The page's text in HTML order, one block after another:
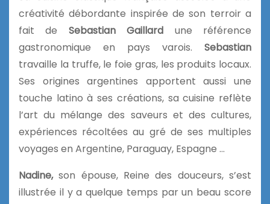
créativité débordante inspirée de son terroir a
fait de Sebastian Gaillard une référence
gastronomique en pays varois. Sebastian
travaille la truffe, le foie gras, les produits locaux.
Ses origines argentines apportent aussi une
touche latino à ses créations, sa cuisine reflète
l’art du mélange des saveurs et des cultures,
expériences récoltées au gré de ses multiples
voyages en Argentine, Paraguay, Espagne …
Nadine,son épouse, Reine des douceurs, s’est
illustrée il y a quelque temps par un beau score